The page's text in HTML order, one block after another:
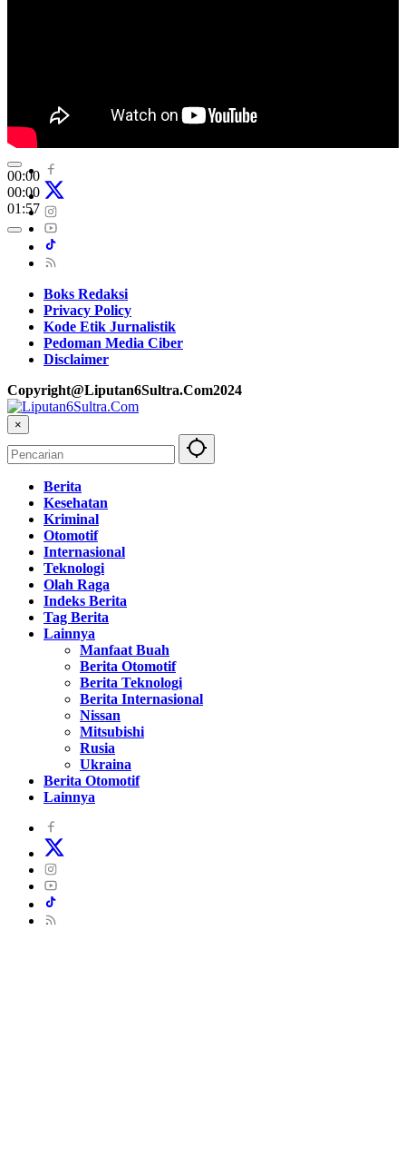
00:00
00:00
01:57
Boks Redaksi
Privacy Policy
Kode Etik Jurnalistik
Pedoman Media Ciber
Disclaimer
Copyright@Liputan6Sultra.Com2024
×
Berita
Kesehatan
Kriminal
Otomotif
Internasional
Teknologi
Olah Raga
Indeks Berita
Tag Berita
Lainnya
Manfaat Buah
Berita Otomotif
Berita Teknologi
Berita Internasional
Nissan
Mitsubishi
Rusia
Ukraina
Berita Otomotif
Lainnya